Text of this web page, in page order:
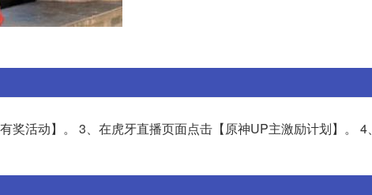
活动】。 3、在虎牙直播页面点击【原神UP主激励计划】。 4、